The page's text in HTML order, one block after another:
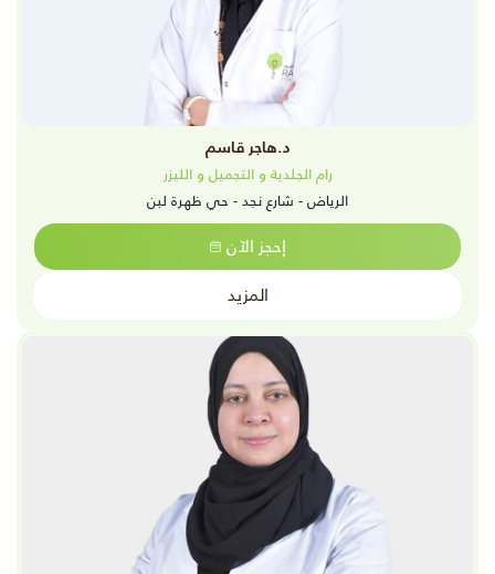
د.هاجر قاسم
رام الجلدية و التجميل و الليزر
الرياض - شارع نجد - حي ظهرة لبن
إحجز الآن
المزيد